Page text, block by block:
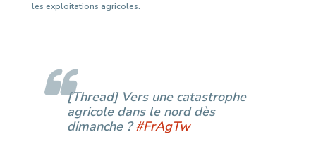
les exploitations agricoles.
[Thread] Vers une catastrophe
agricole dans le nord dès
dimanche ?#FrAgTw